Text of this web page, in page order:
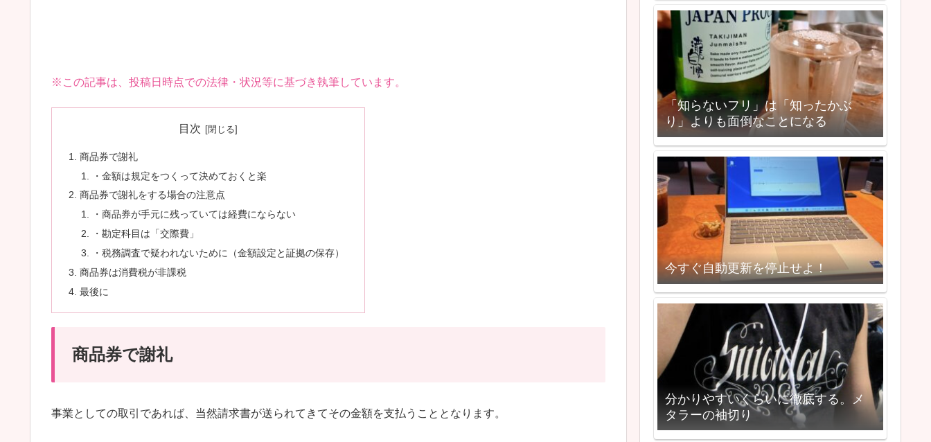
※この記事は、投稿日時点での法律・状況等に基づき執筆しています。
目次
商品券で謝礼
・金額は規定をつくって決めておくと楽
商品券で謝礼をする場合の注意点
・商品券が手元に残っていては経費にならない
・勘定科目は「交際費」
・税務調査で疑われないために（金額設定と証拠の保存）
商品券は消費税が非課税
最後に
商品券で謝礼
事業としての取引であれば、当然請求書が送られてきてその金額を支払うこととなります。
「知らないフリ」は「知ったかぶ
り」よりも面倒なことになる
今すぐ自動更新を停止せよ！
分かりやすいくらいに徹底する。メ
タラーの袖切り